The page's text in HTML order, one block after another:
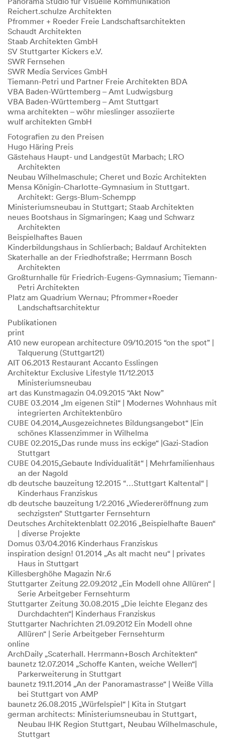
Reichert.schulze Architekten
Pfrommer + Roeder Freie Landschaftsarchitekten
Schaudt Architekten
Staab Architekten GmbH
SV Stuttgarter Kickers e.V.
SWR Fernsehen
SWR Media Services GmbH
Tiemann-Petri und Partner Freie Architekten BDA
VBA Baden-Württemberg – Amt Ludwigsburg
VBA Baden-Württemberg – Amt Stuttgart
wma architekten – wöhr mieslinger assoziierte
wulf architekten GmbH
Fotografien zu den Preisen
Hugo Häring Preis
Gästehaus Haupt- und Landgestüt Marbach; LRO
Architekten
Neubau Wilhelmaschule; Cheret und Bozic Architekten
Mensa Königin-Charlotte-Gymnasium in Stuttgart.
Architekt: Gergs-Blum-Schempp
Ministeriumsneubau in Stuttgart; Staab Architekten
neues Bootshaus in Sigmaringen; Kaag und Schwarz
Architekten
Beispielhaftes Bauen
Kinderbildungshaus in Schlierbach; Baldauf Architekten
Skaterhalle an der Friedhofstraße; Herrmann Bosch
Architekten
Großturnhalle für Friedrich-Eugens-Gymnasium; Tiemann-
Petri Architekten
Platz am Quadrium Wernau; Pfrommer+Roeder
Landschaftsarchitektur
Publikationen
print
A10 new european architecture 09/10.2015 “on the spot” |
Talquerung (Stuttgart21)
AIT 06.2013 Restaurant Accanto Esslingen
Architektur Exclusive Lifestyle 11/12.2013
Ministeriumsneubau
art das Kunstmagazin 04.09.2015 “Akt Now”
CUBE 03.2014 „Im eigenen Stil“ | Modernes Wohnhaus mit
integrierten Architektenbüro
CUBE 04.2014„Ausgezeichnetes Bildungsangebot“ |Ein
schönes Klassenzimmer in Wilhelma
CUBE 02.2015„Das runde muss ins eckige“ |Gazi-Stadion
Stuttgart
CUBE 04.2015„Gebaute Individualität“ | Mehrfamilienhaus
an der Nagold
db deutsche bauzeitung 12.2015 “…Stuttgart Kaltental“ |
Kinderhaus Franziskus
db deutsche bauzeitung 1/2.2016 „Wiedereröffnung zum
sechzigsten“ Stuttgarter Fernsehturn
Deutsches Architektenblatt 02.2016 „Beispielhafte Bauen“
| diverse Projekte
Domus 03/04.2016 Kinderhaus Franziskus
inspiration design! 01.2014 „As alt macht neu“ | privates
Haus in Stuttgart
Killesberghöhe Magazin Nr.6
Stuttgarter Zeitung 22.09.2012 „Ein Modell ohne Allüren“ |
Serie Arbeitgeber Fernsehturm
Stuttgarter Zeitung 30.08.2015 „Die leichte Eleganz des
Durchdachten“| Kinderhaus Franziskus
Stuttgarter Nachrichten 21.09.2012 Ein Modell ohne
Allüren“ | Serie Arbeitgeber Fernsehturm
online
ArchDaily „Scaterhall. Herrmann+Bosch Architekten“
baunetz 12.07.2014 „Schoffe Kanten, weiche Wellen“|
Parkerweiterung in Stuttgart
baunetz 19.11.2014 „An der Panoramastrasse“ | Weiße Villa
bei Stuttgart von AMP
baunetz 26.08.2015 „Würfelspiel“ | Kita in Stutgart
german architects: Ministeriumsneubau in Stuttgart,
Neubau IHK Region Stuttgart, Neubau Wilhelmaschule,
Stuttgart